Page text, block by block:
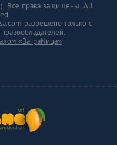
Все права защищены. All
разрешено только с
«ЗаграNица»